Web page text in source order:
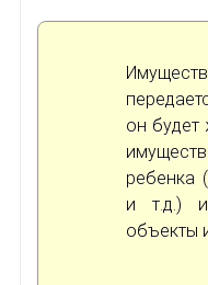
он будет
ребенка
и т.д.)
объекты